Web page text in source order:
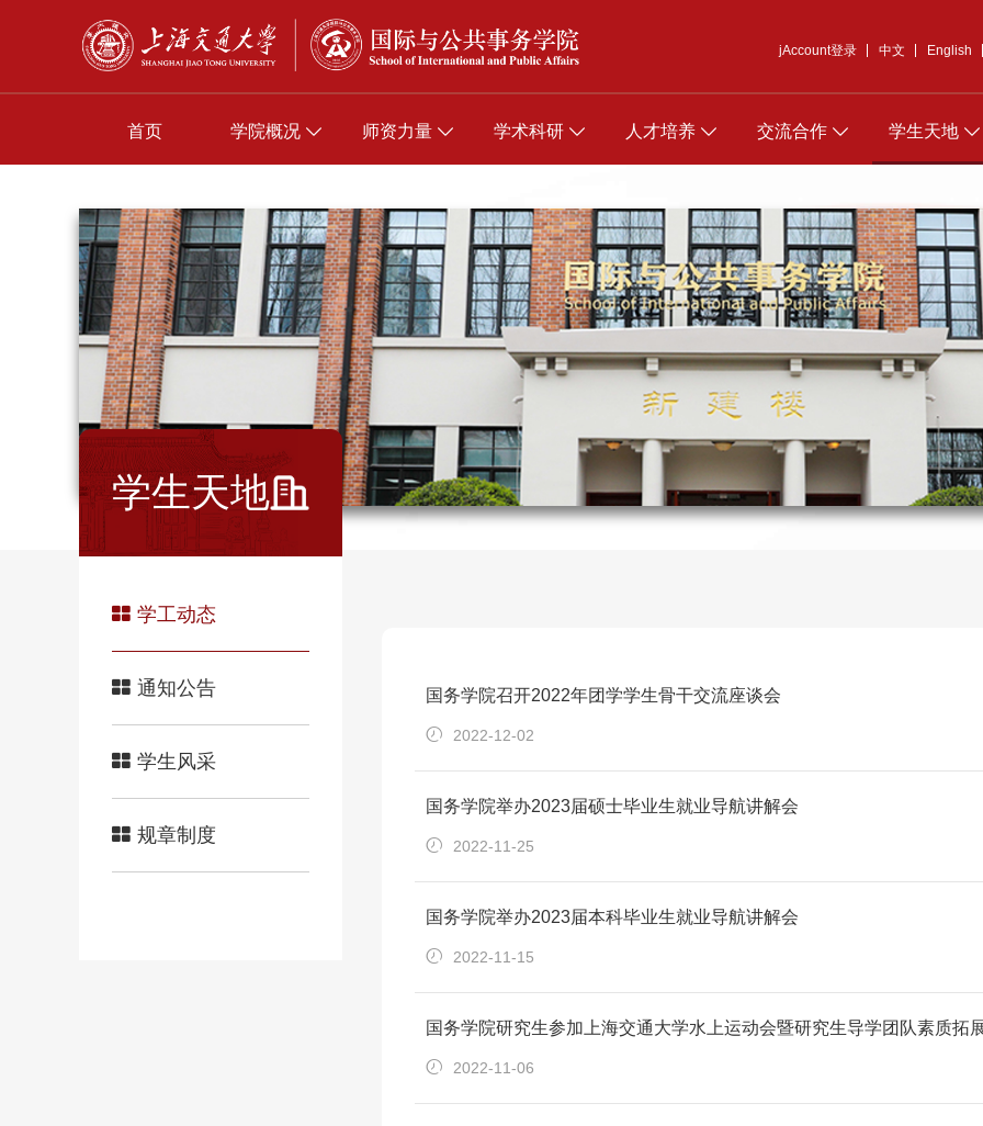
jAccount登录 中文 English
首页 学院概况 师资力量 学术科研 人才培养 交流合作 学生天地
学生天地
学工动态
通知公告
学生风采
规章制度
国务学院召开2022年团学学生骨干交流座谈会
2022-12-02
国务学院举办2023届硕士毕业生就业导航讲解会
2022-11-25
国务学院举办2023届本科毕业生就业导航讲解会
2022-11-15
国务学院研究生参加上海交通大学水上运动会暨研究生导学团队素质拓
2022-11-06